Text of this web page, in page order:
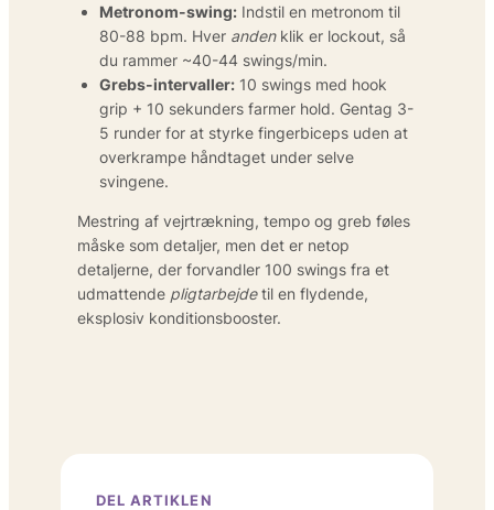
Metronom-swing: Indstil en metronom til
80-88 bpm. Hver andenklik er lockout, så
du rammer ~40-44 swings/min.
Grebs-intervaller: 10 swings med hook
grip + 10 sekunders farmer hold. Gentag 3-
5 runder for at styrke fingerbiceps uden at
overkrampe håndtaget under selve
svingene.
Mestring af vejrtrækning, tempo og greb føles
måske som detaljer, men det er netop
detaljerne, der forvandler 100 swings fra et
udmattende pligtarbejdetil en flydende,
eksplosiv konditionsbooster.
DEL ARTIKLEN